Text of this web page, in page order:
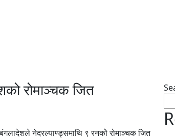
रोमाञ्चक जित
नेदरल्याण्ड्समाथि ९ रनकोे रोमाञ्चक जित